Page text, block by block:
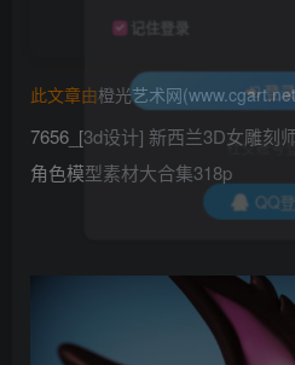
此文章由橙光艺术网
7656_[3d设计] 新西兰3D女雕刻
角色模型素材大合集318p
记住登录
登录
QQ